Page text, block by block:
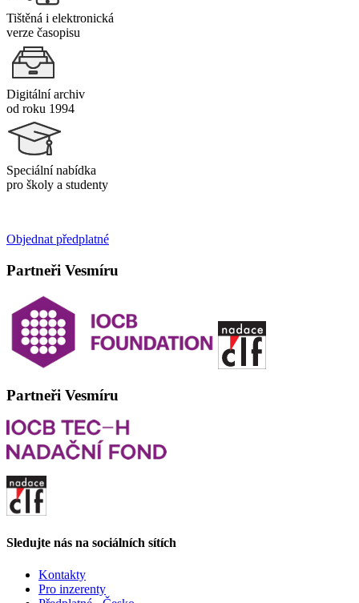
Tištěná i elektronická
verze časopisu
Digitální archiv
od roku 1994
Speciální nabídka
pro školy a studenty
Objednat předplatné
Partneři Vesmíru
Partneři Vesmíru
Sledujte nás na sociálních sítích
Kontakty
Pro inzerenty